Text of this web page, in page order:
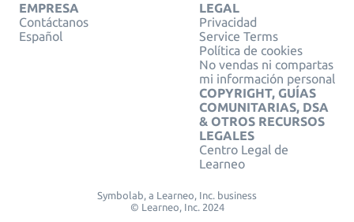
EMPRESA
Contáctanos
Español
LEGAL
Privacidad
Service Terms
Política de cookies
No vendas ni compartas
mi información personal
COPYRIGHT, GUÍAS
COMUNITARIAS, DSA
& OTROS RECURSOS
LEGALES
Centro Legal de
Learneo
Symbolab, a Learneo, Inc. business
© Learneo, Inc. 2024